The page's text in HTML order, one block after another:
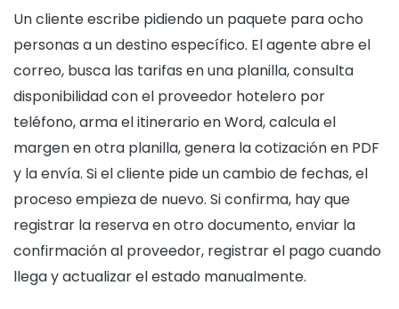
Un cliente escribe pidiendo un paquete para ocho
personas a un destino específico. El agente abre el
correo, busca las tarifas en una planilla, consulta
disponibilidad con el proveedor hotelero por
teléfono, arma el itinerario en Word, calcula el
margen en otra planilla, genera la cotización en PDF
y la envía. Si el cliente pide un cambio de fechas, el
proceso empieza de nuevo. Si confirma, hay que
registrar la reserva en otro documento, enviar la
confirmación al proveedor, registrar el pago cuando
llega y actualizar el estado manualmente.